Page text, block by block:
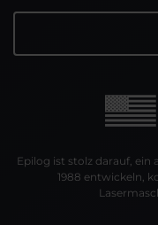
Epilog ist stolz darauf, ein
1988 entwickeln,